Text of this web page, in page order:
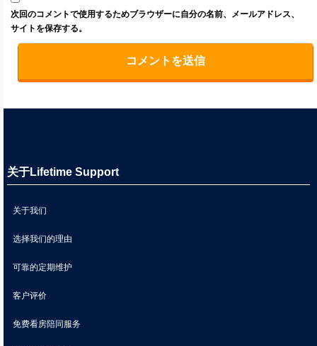
次回のコメントで使用するためブラウザーに自分の名前、メールアドレス、
サイトを保存する。
关于Lifetime Support
关于我们
选择我们的理由
可靠的定期维护
客户评价
免费看房陪同服务